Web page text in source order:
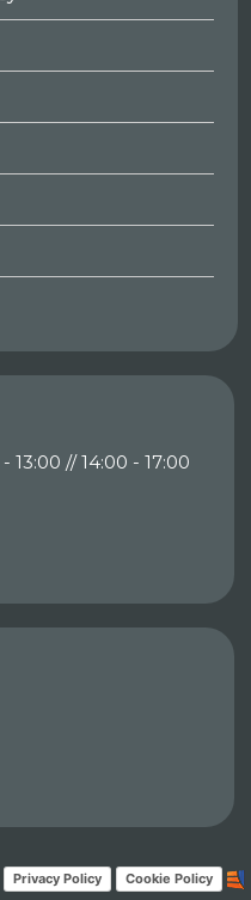
// 14:00 - 17:00
Privacy Policy Cookie Policy